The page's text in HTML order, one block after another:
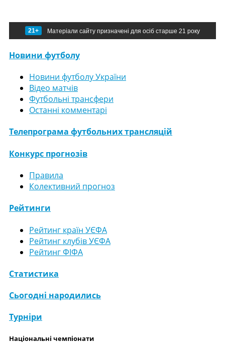
21+ Матеріали сайту призначені для осіб старше 21 року
Новини футболу
Новини футболу України
Відео матчів
Футбольні трансфери
Останні комментарі
Телепрограма футбольних трансляцій
Конкурс прогнозів
Правила
Колективний прогноз
Рейтинги
Рейтинг країн УЄФА
Рейтинг клубів УЄФА
Рейтинг ФІФА
Статистика
Сьогодні народились
Турніри
Національні чемпіонати